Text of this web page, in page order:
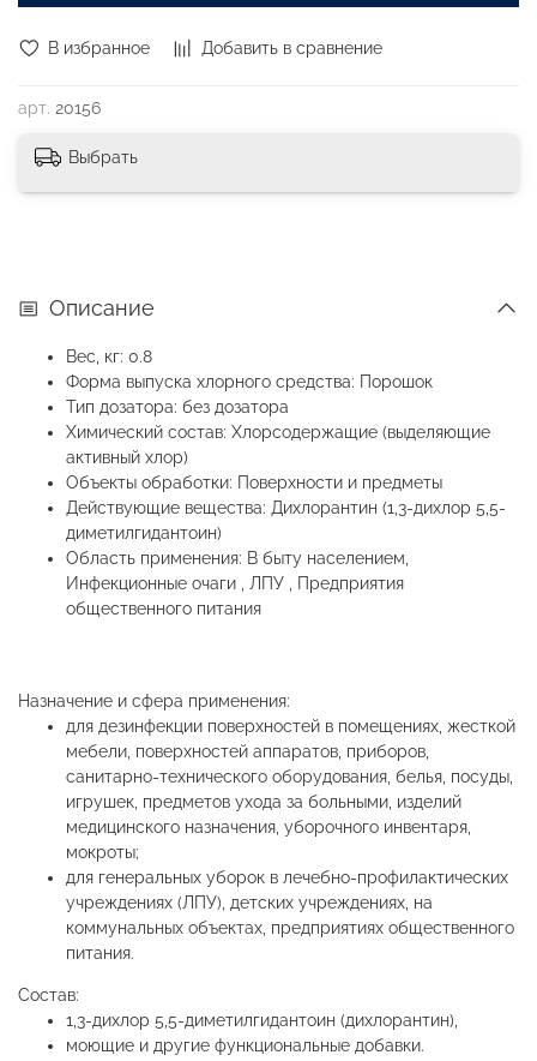
В избранное Добавить в сравнение
арт. 20156
Выбрать
Описание
Вес, кг: 0.8
Форма выпуска хлорного средства: Порошок
Тип дозатора: без дозатора
Химический состав: Хлорсодержащие (выделяющие
активный хлор)
Объекты обработки: Поверхности и предметы
Действующие вещества: Дихлорантин (1,3-дихлор 5,5-
диметилгидантоин)
Область применения: В быту населением,
Инфекционные очаги , ЛПУ , Предприятия
общественного питания
Назначение и сфера применения:
для дезинфекции поверхностей в помещениях, жесткой
мебели, поверхностей аппаратов, приборов,
санитарно-технического оборудования, белья, посуды,
игрушек, предметов ухода за больными, изделий
медицинского назначения, уборочного инвентаря,
мокроты;
для генеральных уборок в лечебно-профилактических
учреждениях (ЛПУ), детских учреждениях, на
коммунальных объектах, предприятиях общественного
питания.
Состав:
1,3-дихлор 5,5-диметилгидантоин (дихлорантин),
моющие и другие функциональные добавки.